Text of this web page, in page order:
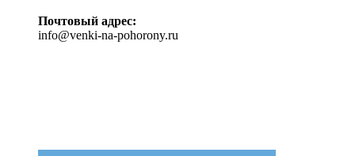
Почтовый адрес:
info@venki-na-pohorony.ru